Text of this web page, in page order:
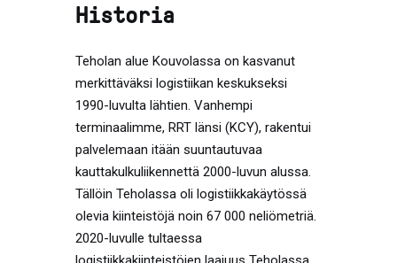
Historia
Teholan alue Kouvolassa on kasvanut
merkittäväksi logistiikan keskukseksi
1990-luvulta lähtien. Vanhempi
terminaalimme, RRT länsi (KCY), rakentui
palvelemaan itään suuntautuvaa
kauttakulkuliikennettä 2000-luvun alussa.
Tällöin Teholassa oli logistiikkakäytössä
olevia kiinteistöjä noin 67 000 neliömetriä.
2020-luvulle tultaessa